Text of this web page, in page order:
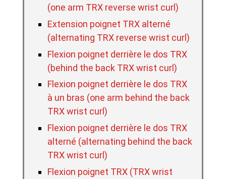
(one arm TRX reverse wrist curl)
Extension poignet TRX alterné
(alternating TRX reverse wrist curl)
Flexion poignet derrière le dos TRX
(behind the back TRX wrist curl)
Flexion poignet derrière le dos TRX
à un bras (one arm behind the back
TRX wrist curl)
Flexion poignet derrière le dos TRX
alterné (alternating behind the back
TRX wrist curl)
Flexion poignet TRX (TRX wrist